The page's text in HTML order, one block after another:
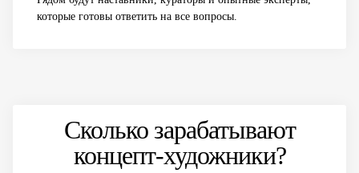
которые готовы ответить на все вопросы.
Сколько зарабатывают
концепт-художники?